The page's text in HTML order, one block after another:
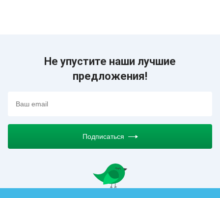
Не упустите наши лучшие
предложения!
Подписаться